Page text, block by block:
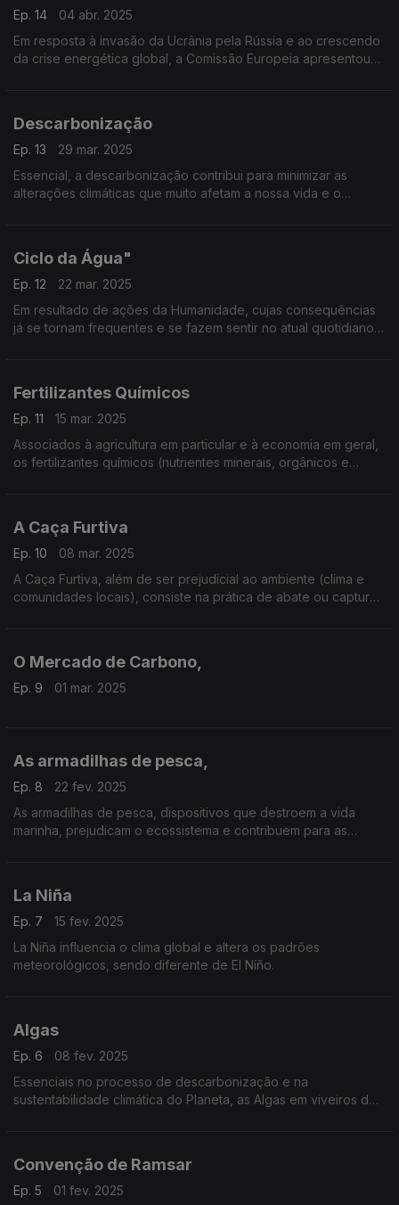
Ep. 14
04 abr. 2025
Em resposta à invasão da Ucrânia pela Rússia e ao crescendo
da crise energética global, a Comissão Europeia apresentou
Descarbonização
Ep. 13
29 mar. 2025
Essencial, a descarbonização contribui para minimizar as
alterações climáticas que muito afetam a nossa vida e o
Ciclo da Água"
Ep. 12
22 mar. 2025
Em resultado de ações da Humanidade, cujas consequências
já se tornam frequentes e se fazem sentir no atual quotidiano,
Fertilizantes Químicos
Ep. 11
15 mar. 2025
Associados à agricultura em particular e à economia em geral,
os fertilizantes químicos (nutrientes minerais, orgânicos e
A Caça Furtiva
Ep. 10
08 mar. 2025
A Caça Furtiva, além de ser prejudicial ao ambiente (clima e
comunidades locais), consiste na prática de abate ou captura
O Mercado de Carbono,
Ep. 9 01 mar. 2025
As armadilhas de pesca,
Ep. 8
22 fev. 2025
As armadilhas de pesca, dispositivos que destroem a vida
marinha, prejudicam o ecossistema e contribuem para as
La Niña
Ep. 7
15 fev. 2025
La Niña influencia o clima global e altera os padrões
meteorológicos, sendo diferente de El Níño.
Algas
Ep. 6
08 fev. 2025
Essenciais no processo de descarbonização e na
sustentabilidade climática do Planeta, as Algas em viveiros de
Convenção de Ramsar
Ep. 5
01 fev. 2025